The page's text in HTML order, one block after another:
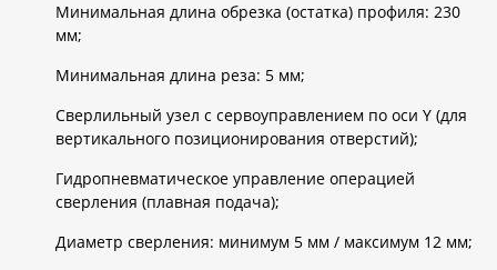
Минимальная длина обрезка (остатка) профиля: 230
мм;
Минимальная длина реза: 5 мм;
Сверлильный узел с сервоуправлением по оси Y (для
вертикального позиционирования отверстий);
Гидропневматическое управление операцией
сверления (плавная подача);
Диаметр сверления: минимум 5 мм / максимум 12 мм;